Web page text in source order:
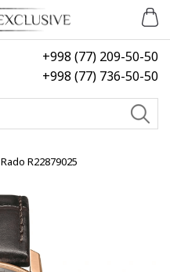
+998 (77) 209-50-50
+998 (77) 736-50-50
Rado R22879025